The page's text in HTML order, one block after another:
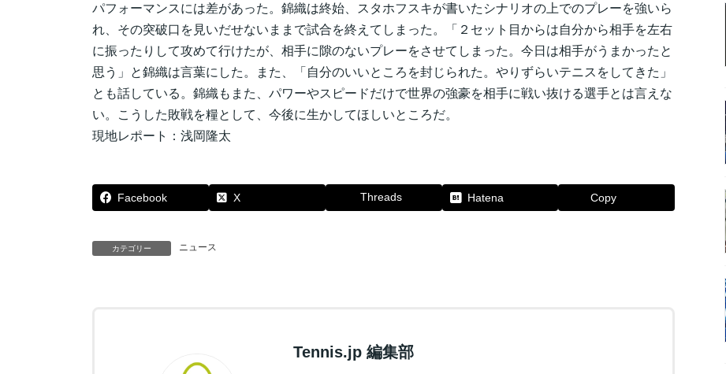
パフォーマンスには差があった。錦織は終始、スタホフスキが書いたシナリオの上でのプレーを強いら
れ、その突破口を見いだせないままで試合を終えてしまった。「２セット目からは自分から相手を左右
に振ったりして攻めて行けたが、相手に隙のないプレーをさせてしまった。今日は相手がうまかったと
思う」と錦織は言葉にした。また、「自分のいいところを封じられた。やりずらいテニスをしてきた」
とも話している。錦織もまた、パワーやスピードだけで世界の強豪を相手に戦い抜ける選手とは言えな
い。こうした敗戦を糧として、今後に生かしてほしいところだ。
現地レポート：浅岡隆太
Facebook X Threads Hatena Copy
カテゴリー ニュース
Tennis.jp 編集部